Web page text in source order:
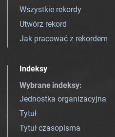
Wszystkie rekordy
Utwórz rekord
Jak pracować z rekordem
Indeksy
Wybrane indeksy:
Jednostka organizacyjna
Tytuł
Tytuł czasopisma